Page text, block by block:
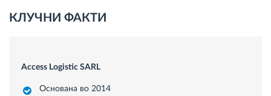
КЛУЧНИ ФАКТИ
Access Logistic SARL
Основанa во 2014